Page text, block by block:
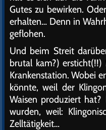
Gutes zu bewirken.
erhalten… Denn in
geflohen.
Und beim Streit
brutal kam?) ersticht(!!)
Krankenstation. Wobei
könnte, weil der
Waisen produziert
wurden, weil:
Zelltätigkeit…